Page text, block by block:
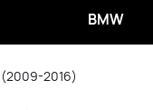
BMW
(2009-2016)